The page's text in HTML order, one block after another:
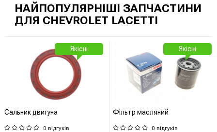
НАЙПОПУЛЯРНІШІ ЗАПЧАСТИНИ
ДЛЯ CHEVROLET LACETTI
Сальник двигуна
0 відгуків
Якісні
Фільтр масляний
0 відгуків
Якісні